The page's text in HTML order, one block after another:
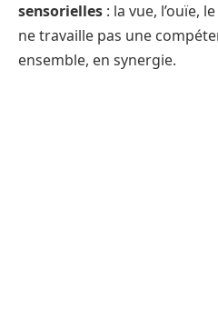
sensorielles : la vue, l’ouïe,
ne travaille pas une
ensemble, en synergie.